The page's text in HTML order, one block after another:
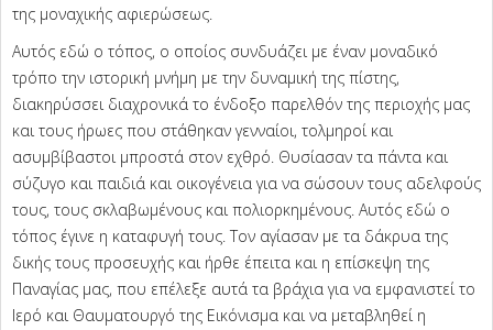
της μοναχικής αφιερώσεως.
Αυτός εδώ ο τόπος, ο οποίος συνδυάζει με έναν μοναδικό
τρόπο την ιστορική μνήμη με την δυναμική της πίστης,
διακηρύσσει διαχρονικά το ένδοξο παρελθόν της περιοχής μας
και τους ήρωες που στάθηκαν γενναίοι, τολμηροί και
ασυμβίβαστοι μπροστά στον εχθρό. Θυσίασαν τα πάντα και
σύζυγο και παιδιά και οικογένεια για να σώσουν τους αδελφούς
τους, τους σκλαβωμένους και πολιορκημένους. Αυτός εδώ ο
τόπος έγινε η καταφυγή τους. Τον αγίασαν με τα δάκρυα της
δικής τους προσευχής και ήρθε έπειτα και η επίσκεψη της
Παναγίας μας, που επέλεξε αυτά τα βράχια για να εμφανιστεί το
Ιερό και Θαυματουργό της Εικόνισμα και να μεταβληθεί η